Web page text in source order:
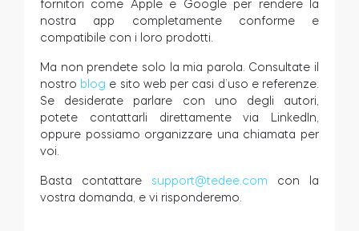
fornitori come Apple e Google per rendere la
nostra app completamente conforme e
compatibile con i loro prodotti.
Ma non prendete solo la mia parola. Consultate il
nostro blog e sito web per casi d’uso e referenze.
Se desiderate parlare con uno degli autori,
potete contattarli direttamente via LinkedIn,
oppure possiamo organizzare una chiamata per
voi.
Basta contattare support@tedee.com con la
vostra domanda, e vi risponderemo.